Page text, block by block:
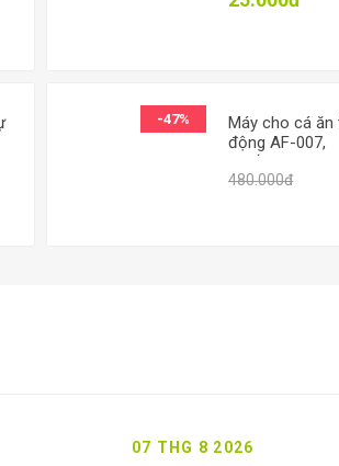
-47%
Máy cho cá ăn
động AF-007,
Thiết bị cho cá
cảnh ăn tự
480.000đ
07 THG 8 2026